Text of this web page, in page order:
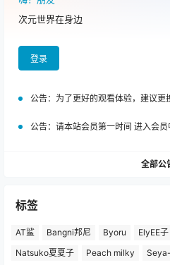
次元世界在身边
登录
公告： 为了更好的观看体验，建议
公告： 请本站会员第一时间 进入会员
全部公
标签
AT鲨 Bangni邦尼 Byoru ElyEE子
Natsuko夏夏子
Peach milky